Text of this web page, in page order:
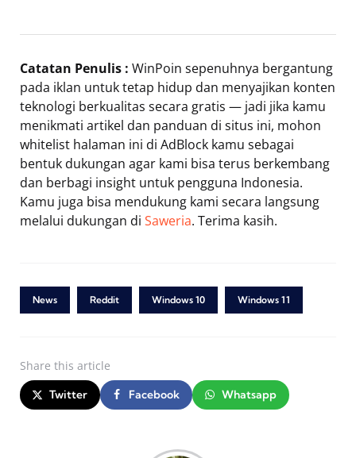
Catatan Penulis : WinPoin sepenuhnya bergantung
pada iklan untuk tetap hidup dan menyajikan konten
teknologi berkualitas secara gratis — jadi jika kamu
menikmati artikel dan panduan di situs ini, mohon
whitelist halaman ini di AdBlock kamu sebagai
bentuk dukungan agar kami bisa terus berkembang
dan berbagi insight untuk pengguna Indonesia.
Kamu juga bisa mendukung kami secara langsung
melalui dukungan di Saweria. Terima kasih.
News Reddit Windows 10 Windows 11
Share this article
Twitter Facebook Whatsapp